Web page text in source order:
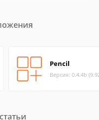
Pencil
Версия: 0.4.4b